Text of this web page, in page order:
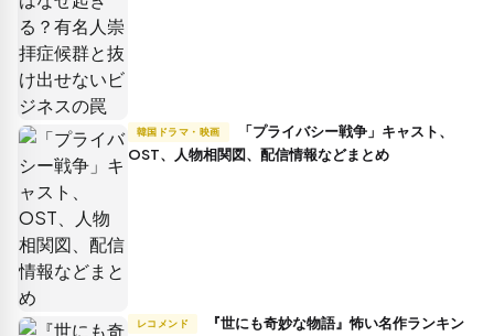
韓国ドラマ・映画
OST、人物相関図、配信情報などまとめ
レコメンド